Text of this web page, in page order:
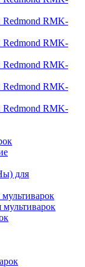
Redmond RMK-
Redmond RMK-
Redmond RMK-
Redmond RMK-
Redmond RMK-
для